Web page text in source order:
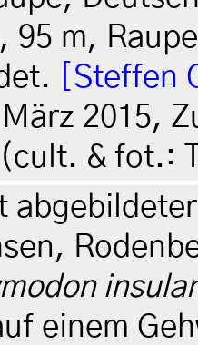
95 m,
[Steffen
2015,
& fot.:
einem